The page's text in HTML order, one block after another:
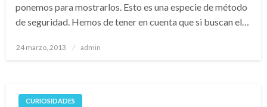
ponemos para mostrarlos. Esto es una especie de método
de seguridad. Hemos de tener en cuenta que si buscan el…
Publicado
24 marzo, 2013 admin
CURIOSIDADES